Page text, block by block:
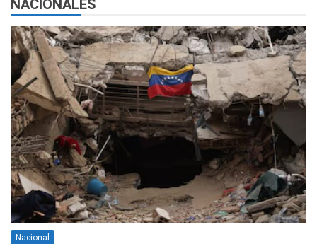
NACIONALES
Nacional